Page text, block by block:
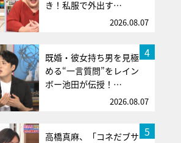
き！私服で外出す…
2026.08.07
4
既婚・彼女持ち男を見極
める“一言質問”をレイン
ボー池田が伝授！…
2026.08.07
5
高橋真麻、「コネだブサ